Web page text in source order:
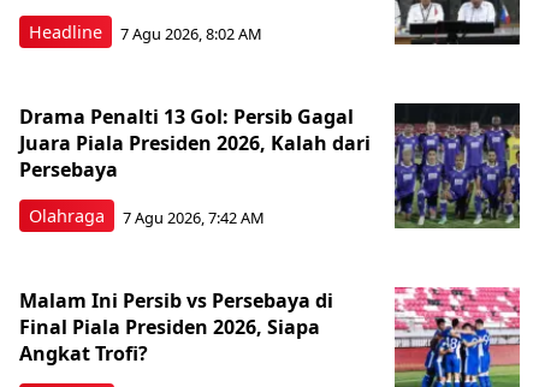
Headline 7 Agu 2026, 8:02 AM
Olahraga
Drama Penalti 13 Gol: Persib Gagal
Juara Piala Presiden 2026, Kalah dari
Persebaya
7 Agu 2026, 7:42 AM
Malam Ini Persib vs Persebaya di
Final Piala Presiden 2026, Siapa
Angkat Trofi?